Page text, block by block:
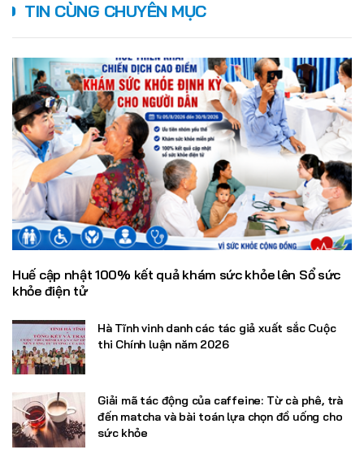
TIN CÙNG CHUYÊN MỤC
Huế cập nhật 100% kết quả khám sức khỏe lên Sổ sức
khỏe điện tử
Hà Tĩnh vinh danh các tác giả xuất sắc Cuộc
thi Chính luận năm 2026
Giải mã tác động của caffeine: Từ cà phê, trà
đến matcha và bài toán lựa chọn đồ uống cho
sức khỏe